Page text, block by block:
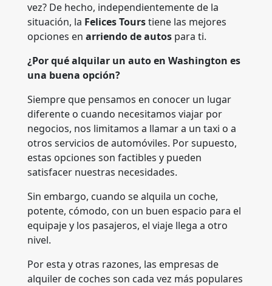
vez? De hecho, independientemente de la
situación, la Felices Tourstiene las mejores
opciones en arriendo de autos para ti.
¿Por qué alquilar un auto en Washington es
una buena opción?
Siempre que pensamos en conocer un lugar
diferente o cuando necesitamos viajar por
negocios, nos limitamos a llamar a un taxi o a
otros servicios de automóviles. Por supuesto,
estas opciones son factibles y pueden
satisfacer nuestras necesidades.
Sin embargo, cuando se alquila un coche,
potente, cómodo, con un buen espacio para el
equipaje y los pasajeros, el viaje llega a otro
nivel.
Por esta y otras razones, las empresas de
alquiler de coches son cada vez más populares